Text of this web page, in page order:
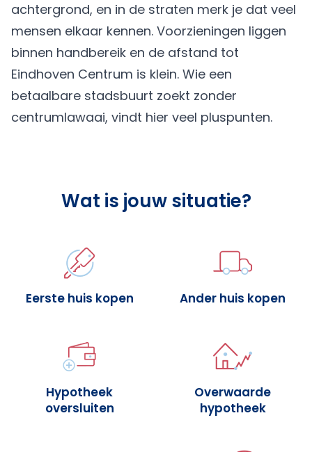
achtergrond, en in de straten merk je dat veel
mensen elkaar kennen. Voorzieningen liggen
binnen handbereik en de afstand tot
Eindhoven Centrum is klein. Wie een
betaalbare stadsbuurt zoekt zonder
centrumlawaai, vindt hier veel pluspunten.
Wat is jouw situatie?
Eerste huis kopen Ander huis kopen
Hypotheek
oversluiten
Overwaarde
hypotheek